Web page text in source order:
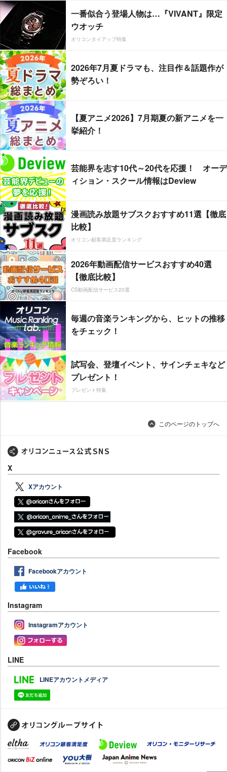
一番似合う登場人物は…『VIVANT』限定
ウオッチ
オリコンタイアップ特集
2026年7月夏ドラマも、注目作＆話題作が
勢ぞろい！
【夏アニメ2026】7月期夏の新アニメを一
挙紹介！
芸能界を志す10代～20代を応援！ オーデ
ィション・スクール情報はDeview
漫画読み放題サブスクおすすめ11選【徹底
比較】
オリコン顧客満足度ランキング
2026年動画配信サービスおすすめ40選
【徹底比較】
CS動画配信サービス20選
毎週の音楽ランキングから、ヒットの推移
をチェック！
試写会、登壇イベント、サインチェキなど
プレゼント！
プレゼント特集
このページのトップへ
X
Xアカウント
Facebook
Facebookアカウント
Instagram
Instagramアカウント
LINE
LINEアカウントメディア